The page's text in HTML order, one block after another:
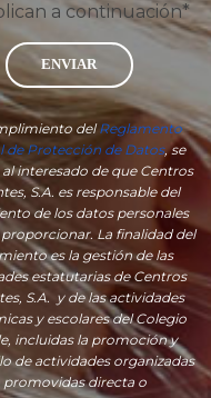
a continuación*
ENVIAR
delReglamento
de Protección de Datos, se
interesado de que Centros
S.A. es responsable del
de los datos personales
proporcionar. La finalidad del
es la gestión de las
estatutarias de Centros
S.A. y de las actividades
y escolares del Colegio
incluidas la promoción y
de actividades organizadas
promovidas directa o